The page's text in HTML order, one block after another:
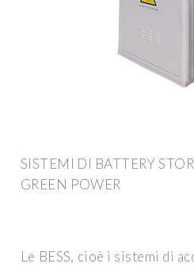
SISTEMI DI BATTERY
GREEN POWER
Le BESS, cioè i sistemi di